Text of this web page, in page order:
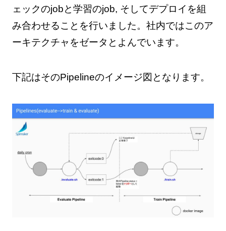
ェックのjobと学習のjob, そしてデプロイを組
み合わせることを行いました。社内ではこのア
ーキテクチャをゼータとよんでいます。
下記はそのPipelineのイメージ図となります。